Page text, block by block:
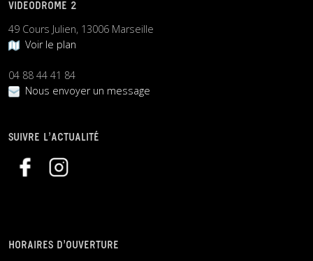
VIDEODROME 2
49 Cours Julien, 13006 Marseille
Voir le plan
04 88 44 41 84
Nous envoyer un message
SUIVRE L’ACTUALITÉ
HORAIRES D’OUVERTURE